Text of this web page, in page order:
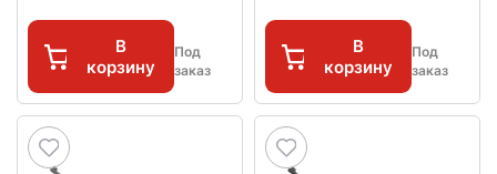
В
корзину
Под
заказ
В
корзину
Под
заказ